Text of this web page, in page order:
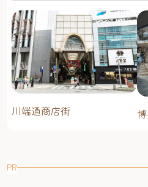
川端通商店街
PR